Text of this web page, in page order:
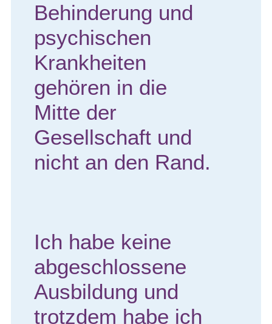
Behinderung und
psychischen
Krankheiten
gehören in die
Mitte der
Gesellschaft und
nicht an den Rand.
Ich habe keine
abgeschlossene
Ausbildung und
trotzdem habe ich